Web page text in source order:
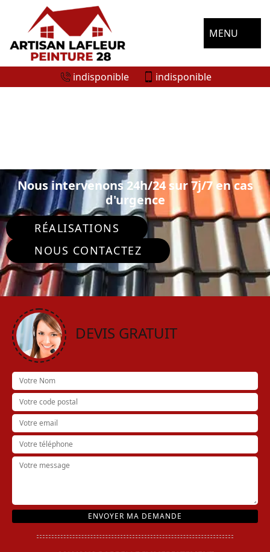
MENU
indisponible indisponible
Nous intervenons 24h/24 sur 7j/7 en cas
d'urgence
RÉALISATIONS
NOUS CONTACTEZ
DEVIS GRATUIT